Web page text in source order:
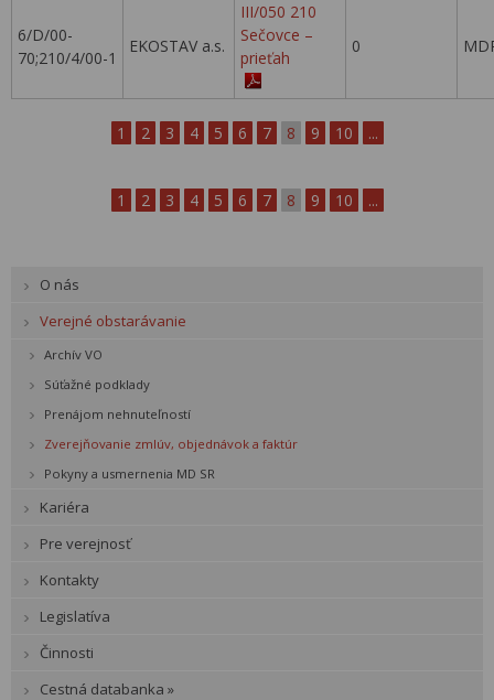
6/D/00-
70;210/4/00-1
EKOSTAV a.s.
III/050 210
Sečovce –
prieťah
0
1 2 3 4 5 6 7 8 9 10 ...
1 2 3 4 5 6 7 8 9 10 ...
O nás
Verejné obstarávanie
Archív VO
Súťažné podklady
Prenájom nehnuteľností
Zverejňovanie zmlúv, objednávok a faktúr
Pokyny a usmernenia MD SR
Kariéra
Pre verejnosť
Kontakty
Legislatíva
Činnosti
Cestná databanka »